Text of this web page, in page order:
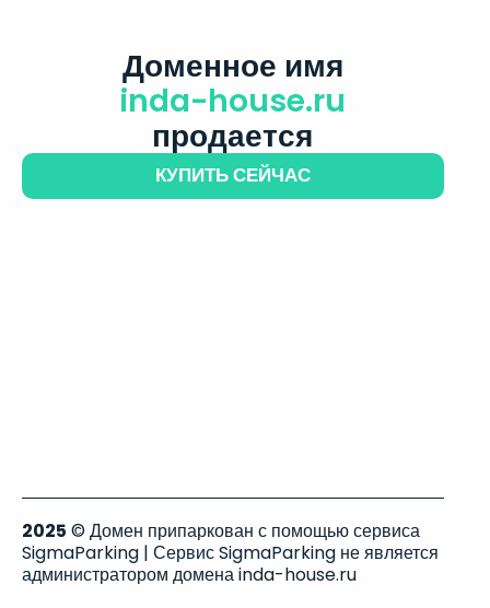
Доменное имя
inda-house.ru
продается
КУПИТЬ СЕЙЧАС
2025 © Домен припаркован с помощью сервиса
SigmaParking | Сервис SigmaParking не является
администратором домена inda-house.ru